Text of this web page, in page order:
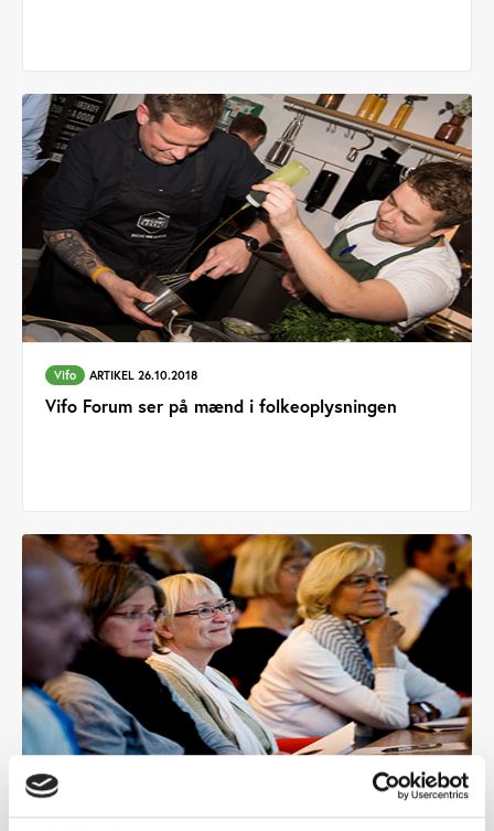
Vifo ARTIKEL 26.10.2018
Vifo Forum ser på mænd i folkeoplysningen
Vifo ARTIKEL 13.04.2018